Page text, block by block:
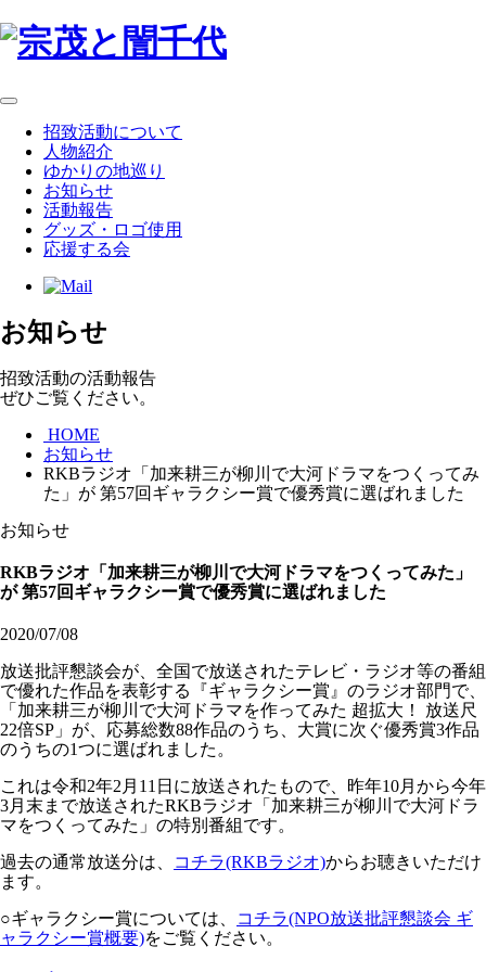
招致活動について
人物紹介
ゆかりの地巡り
お知らせ
活動報告
グッズ・ロゴ使用
応援する会
お知らせ
招致活動の活動報告
ぜひご覧ください。
HOME
お知らせ
RKBラジオ「加来耕三が柳川で大河ドラマをつくってみ
た」が 第57回ギャラクシー賞で優秀賞に選ばれました
お知らせ
RKBラジオ「加来耕三が柳川で大河ドラマをつくってみた」
が 第57回ギャラクシー賞で優秀賞に選ばれました
2020/07/08
放送批評懇談会が、全国で放送されたテレビ・ラジオ等の番組
で優れた作品を表彰する『ギャラクシー賞』のラジオ部門で、
「加来耕三が柳川で大河ドラマを作ってみた 超拡大！ 放送尺
22倍SP」が、応募総数88作品のうち、大賞に次ぐ優秀賞3作品
のうちの1つに選ばれました。
これは令和2年2月11日に放送されたもので、昨年10月から今年
3月末まで放送されたRKBラジオ「加来耕三が柳川で大河ドラ
マをつくってみた」の特別番組です。
過去の通常放送分は、
コチラ(RKBラジオ)からお聴きいただけ
ます。
○ギャラクシー賞については、
コチラ(NPO放送批評懇談会 ギ
ャラクシー賞概要)をご覧ください。